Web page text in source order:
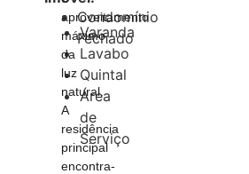
Varanda
Lavabo
Quintal
Área
de
Serviço
Condomínio
Fechado
aproveitamento
máximo
da
luz
natural.
A
residência
principal
encontra-